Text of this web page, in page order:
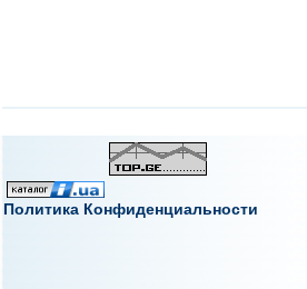
Политика Конфиденциальности